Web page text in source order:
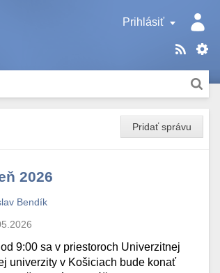
Prihlásiť
Pridať správu
2026
Bendík
9:00 sa v priestoroch Univerzitnej
univerzity v Košiciach bude konať